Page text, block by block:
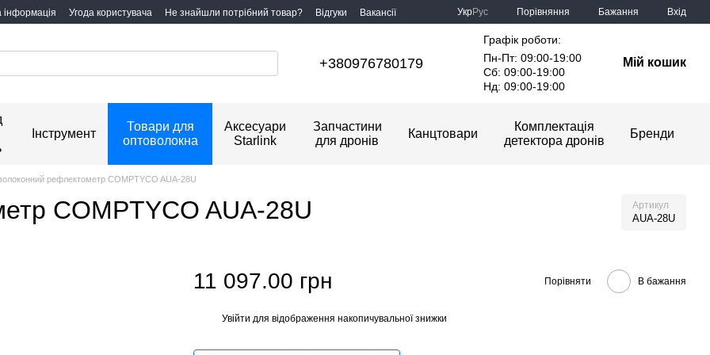
інформація Угода користувача Не знайшли потрібний товар? Відгуки Вакансії УкрРус Порівняння Бажання Вхід
+380976780179
Графік роботи:
Пн-Пт: 09:00-19:00
Сб: 09:00-19:00
Нд: 09:00-19:00
Мій кошик
Інструмент
Товари для
оптоволокна
Аксесуари
Starlink
Запчастини
для дронів
Канцтовари
Комплектація
детектора дронів
Бренди
рефлектометр COMPTYCO AUA-28U
COMPTYCO AUA-28U Артикул
AUA-28U
11 097.00 грн Порівняти В бажання
Увійти для відображення накопичувальної знижки